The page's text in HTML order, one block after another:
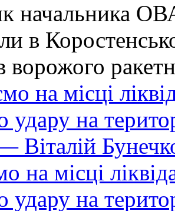
начальника
в
ворожого
на місці
удару на